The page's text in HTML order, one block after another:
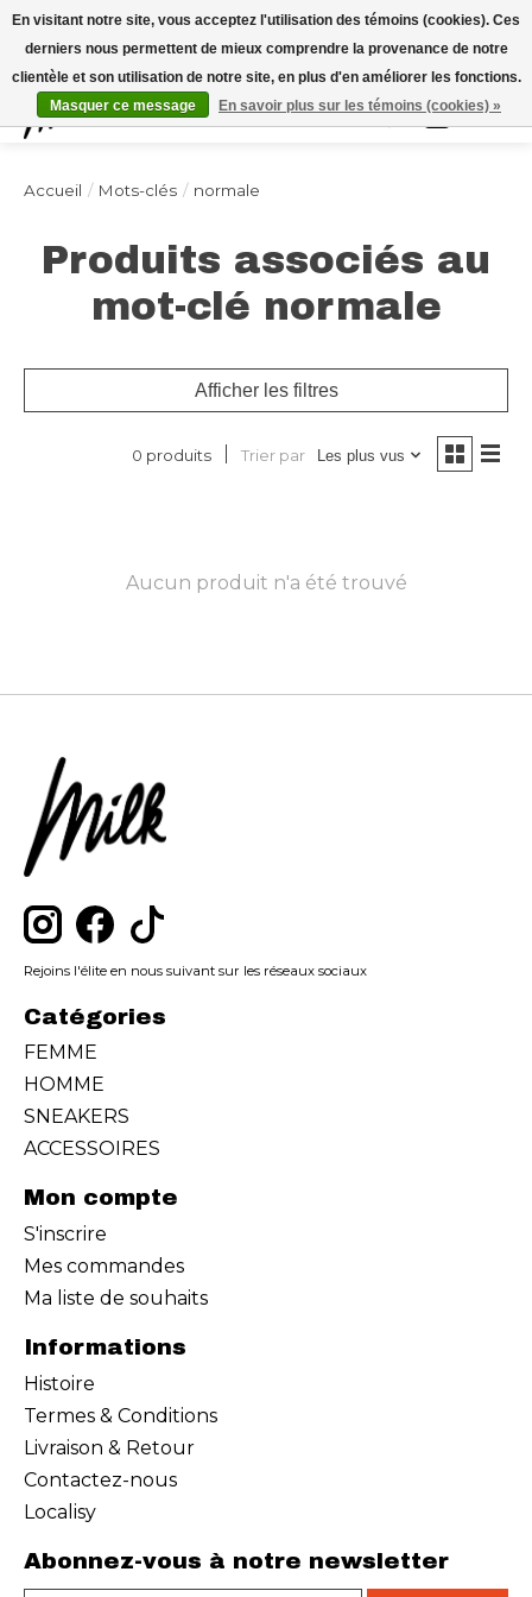
Expédition sous 48h / Livraison gratuite dès 150€ d'achats / -10% avec le code
"4MILKZOO"
Liste de
Panier
Accueil / Mots-clés / normale
Produits associés au
mot-clé normale
Afficher les filtres
0 produits Trier par Les plus vus
Aucun produit n'a été trouvé
Rejoins l'élite en nous suivant sur les réseaux sociaux
Catégories
FEMME
HOMME
SNEAKERS
ACCESSOIRES
Mon compte
S'inscrire
Mes commandes
Ma liste de souhaits
Informations
Histoire
Termes & Conditions
Livraison & Retour
Contactez-nous
Localisy
Abonnez-vous à notre newsletter
En visitant notre site, vous acceptez l'utilisation des témoins (cookies). Ces
derniers nous permettent de mieux comprendre la provenance de notre
clientèle et son utilisation de notre site, en plus d'en améliorer les fonctions.
Masquer ce message
En savoir plus sur les témoins (cookies) »